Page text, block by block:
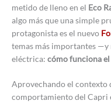
metido de lleno en el Eco
algo más que una simple
protagonista es el nuevo
temas más importantes
eléctrica: cómo funciona
Aprovechando el contexto
comportamiento del Capri